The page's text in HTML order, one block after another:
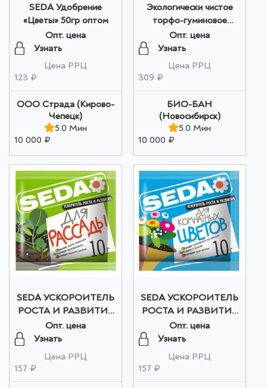
SEDA Удобрение
«Цветы» 50гр оптом
Опт. цена
Узнать
Цена РРЦ
123 ₽
ООО Страда (Кирово-
Чепецк)
5.0 Мин
10 000 ₽
Экологически чистое
торфо-гуминовое
удобрение "Алтайский
ФИТОП-ФЛОРА-С " 1
Опт. цена
Узнать
Цена РРЦ
309 ₽
БИО-БАН
(Новосибирск)
5.0 Мин
10 000 ₽
SEDA УСКОРОИТЕЛЬ
РОСТА И РАЗВИТИЯ
ДЛЯ РАССАДЫ 10гр
оптом
Опт. цена
Узнать
Цена РРЦ
157 ₽
SEDA УСКОРОИТЕЛЬ
РОСТА И РАЗВИТИЯ
ДЛЯ КОМНАТНЫХ
ЦВЕТОВ 10гр оптом
Опт. цена
Узнать
Цена РРЦ
157 ₽